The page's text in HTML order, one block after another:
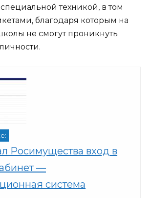
техникой, в том
благодаря которым на
не смогут проникнуть
Росимущества вход в
—
система